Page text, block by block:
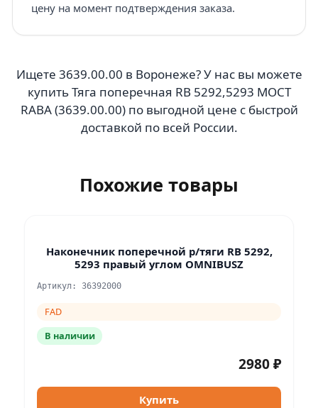
цену на момент подтверждения заказа.
Ищете 3639.00.00 в Воронеже? У нас вы можете
купить Тяга поперечная RB 5292,5293 МОСТ
RABA (3639.00.00) по выгодной цене с быстрой
доставкой по всей России.
Похожие товары
Наконечник поперечной р/тяги RB 5292,
5293 правый углом OMNIBUSZ
Артикул: 36392000
FAD
В наличии
2980 ₽
Купить